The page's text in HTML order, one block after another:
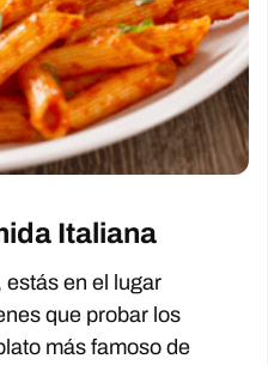
Italiana
estás en el lugar
que probar los
más famoso de